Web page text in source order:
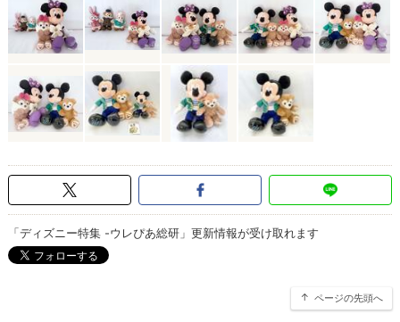
「ディズニー特集 -ウレぴあ総研」更新情報が受け取れます
ページの先頭へ